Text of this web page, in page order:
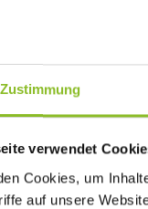
Zustimmung
verwendet
Cookies, um
auf unsere
Lead die Bronze